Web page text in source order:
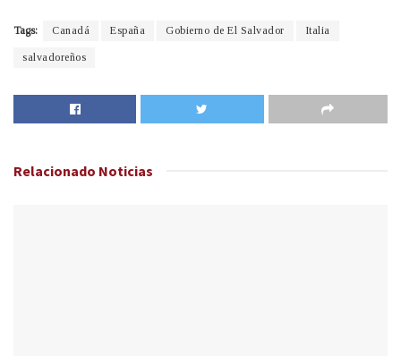
Tags: Canadá España Gobierno de El Salvador Italia
salvadoreños
Relacionado Noticias